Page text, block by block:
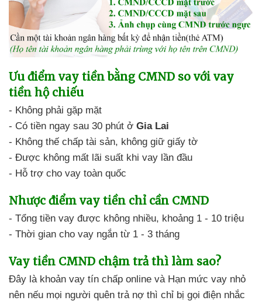
Ưu điểm vay tiền bằng CMND so với vay
tiền hộ chiếu
- Không phải gặp mặt
- Có tiền ngay sau 30 phút ở Gia Lai
- Không thế chấp tài sản, không giữ giấy tờ
- Được không mất lãi suất khi vay lần đầu
- Hỗ trợ cho vay toàn quốc
Nhược điểm vay tiền chỉ cần CMND
- Tổng tiền vay được không nhiều, khoảng 1 - 10 triệu
- Thời gian cho vay ngắn từ 1 - 3 tháng
Vay tiền CMND chậm trảthì làm sao?
Đây là khoản vay tín chấp online vàHạn mức vay nhỏ
nên nếu mọi người quên trả nợ thì chỉ bị gọi điện nhắc